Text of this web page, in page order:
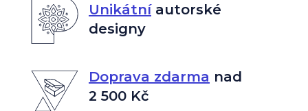
Unikátníautorské
designy
Doprava zdarma nad
2 500 Kč